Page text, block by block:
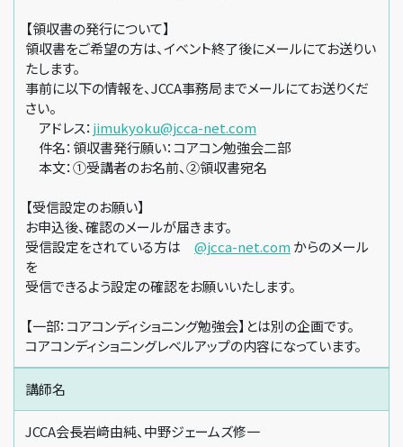
【領収書の発行について】
領収書をご希望の方は、イベント終了後にメールにてお送りい
たします。
事前に以下の情報を、JCCA事務局までメールにてお送りくだ
さい。
アドレス： jimukyoku@jcca-net.com
件名：領収書発行願い：コアコン勉強会二部
本文：①受講者のお名前、②領収書宛名
【受信設定のお願い】
お申込後、確認のメールが届きます。
受信設定をされている方は @jcca-net.com からのメール
を
受信できるよう設定の確認をお願いいたします。
【一部：コアコンディショニング勉強会】とは別の企画です。
コアコンディショニングレベルアップの内容になっています。
講師名
JCCA会長岩﨑由純、中野ジェームズ修一